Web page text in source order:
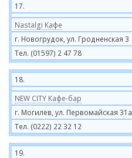
17.
Nastalgi Кафе
г. Новогрудок, ул. Гродненская 3
Тел. (01597) 2 47 78
18.
NEW CITY Кафе-бар
г. Могилев, ул. Первомайская 31а
Тел. (0222) 22 32 12
19.